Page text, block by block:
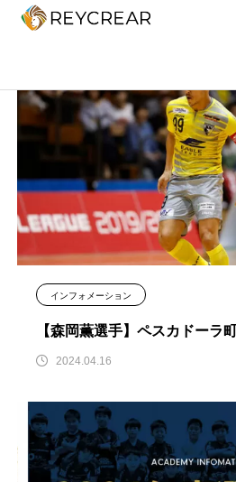
インフォメーション
【森岡薫選手】ペスカドーラ
2024.04.16